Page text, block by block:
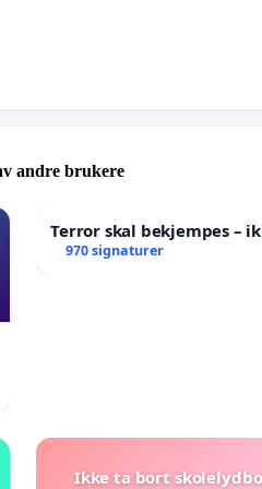
andre brukere
Terror skal bekjempes –
970 signaturer
Ikke ta bort